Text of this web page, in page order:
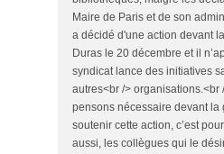
Maire de Paris et de son
a décidé d'une action devant
Duras le 20 décembre et il
syndicat lance des initiatives
autres<br /> organisations.<br
pensons nécessaire devant la
soutenir cette action, c’est
aussi, les collègues qui le